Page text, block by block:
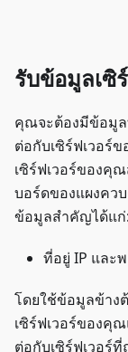
รับข้อมูลเซิ
คุณจะต้องมีข้อมูล
ต่อกับเซิร์ฟเว
เซิร์ฟเวอร์ของคุ
บอร์ดของแผงควบ
ข้อมูลสำคัญได้แก่:
ที่อยู่ IP และ
โดยใช้ข้อมูลข้า
เซิร์ฟเวอร์ของคุ
ต่อกับเซิร์ฟเวอร์ที่